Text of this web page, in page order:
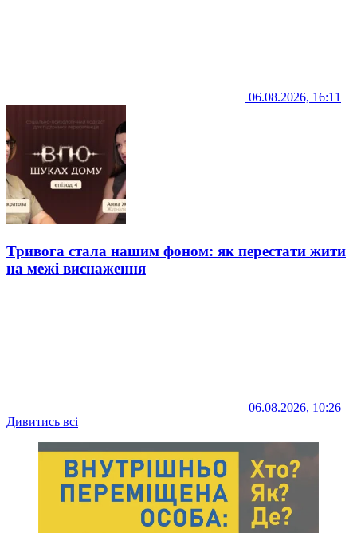
06.08.2026, 16:11
Тривога стала нашим фоном: як перестати жити
на межі виснаження
06.08.2026, 10:26
Дивитись всі